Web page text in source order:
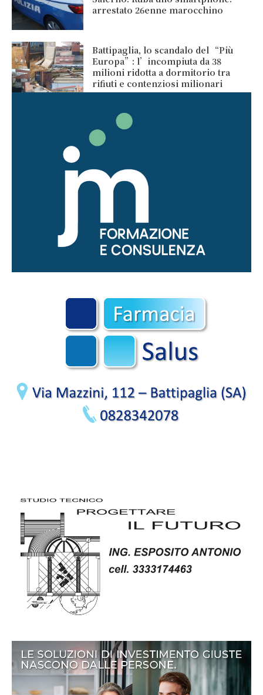
arrestato 26enne marocchino
Battipaglia, lo scandalo del “Più
Europa”: l’incompiuta da 38
milioni ridotta a dormitorio tra
rifiuti e contenziosi milionari